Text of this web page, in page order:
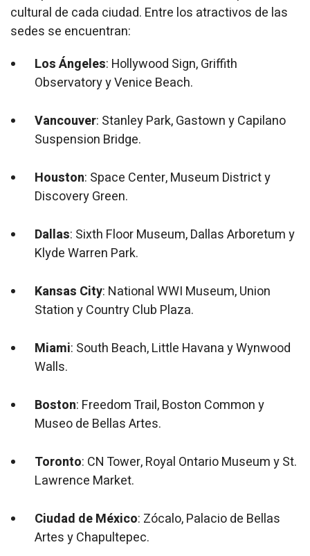
cultural de cada ciudad. Entre los atractivos de las
sedes se encuentran:
Los Ángeles: Hollywood Sign, Griffith
Observatory y Venice Beach.
Vancouver: Stanley Park, Gastown y Capilano
Suspension Bridge.
Houston: Space Center, Museum District y
Discovery Green.
Dallas: Sixth Floor Museum, Dallas Arboretum y
Klyde Warren Park.
Kansas City: National WWI Museum, Union
Station y Country Club Plaza.
Miami: South Beach, Little Havana y Wynwood
Walls.
Boston: Freedom Trail, Boston Common y
Museo de Bellas Artes.
Toronto: CN Tower, Royal Ontario Museum y St.
Lawrence Market.
Ciudad de México: Zócalo, Palacio de Bellas
Artes y Chapultepec.